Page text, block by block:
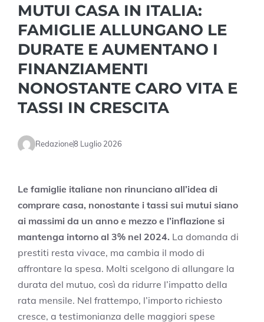
MUTUI CASA IN ITALIA:
FAMIGLIE ALLUNGANO LE
DURATE E AUMENTANO I
FINANZIAMENTI
NONOSTANTE CARO VITA E
TASSI IN CRESCITA
Redazione8 Luglio 2026
Le famiglie italiane non rinunciano all’idea di
comprare casa, nonostante i tassi sui mutui siano
ai massimi da un anno e mezzo e l’inflazione si
mantenga intorno al 3% nel 2024. La domanda di
prestiti resta vivace, ma cambia il modo di
affrontare la spesa. Molti scelgono di allungare la
durata del mutuo, così da ridurre l’impatto della
rata mensile. Nel frattempo, l’importo richiesto
cresce, a testimonianza delle maggiori spese